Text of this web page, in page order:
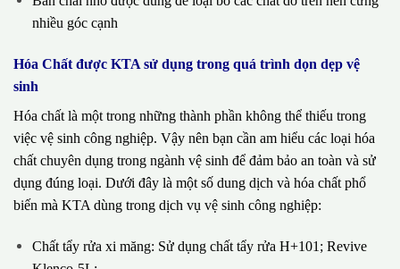
nhiều góc cạnh
Hóa Chất được KTA sử dụng trong quá trình dọn dẹp vệ
sinh
Hóa chất là một trong những thành phần không thể thiếu trong
việc vệ sinh công nghiệp. Vậy nên bạn cần am hiểu các loại hóa
chất chuyên dụng trong ngành vệ sinh để đảm bảo an toàn và sử
dụng đúng loại. Dưới đây là một số dung dịch và hóa chất phổ
biến mà KTA dùng trong dịch vụ vệ sinh công nghiệp:
Chất tẩy rửa xi măng: Sử dụng chất tẩy rửa H+101; Revive